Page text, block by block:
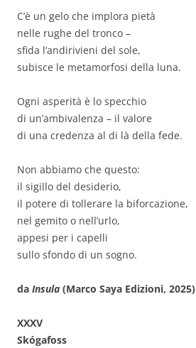
C’è un gelo che implora pietà
nelle rughe del tronco –
sfida l’andirivieni del sole,
subisce le metamorfosi della luna.
Ogni asperità è lo specchio
di un’ambivalenza – il valore
di una credenza al di là della fede.
Non abbiamo che questo:
il sigillo del desiderio,
il potere di tollerare la biforcazione,
nel gemito o nell’urlo,
appesi per i capelli
sullo sfondo di un sogno.
da Insula (Marco Saya Edizioni, 2025)
XXXV
Skógafoss